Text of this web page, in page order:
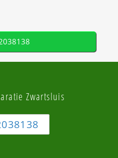
Zwartsluis